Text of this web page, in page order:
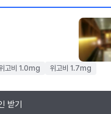
고비 1.0mg
위고비 1.7mg
받기